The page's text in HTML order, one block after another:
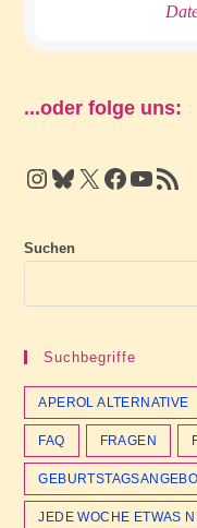
...oder folge uns:
Instagram
Bluesky
X Facebook
YouTube
RSS Feed
Suchen
Suchbegriffe
APEROL ALTERNATIVE
FAQ FRAGEN
JEDE WOCHE ETWAS